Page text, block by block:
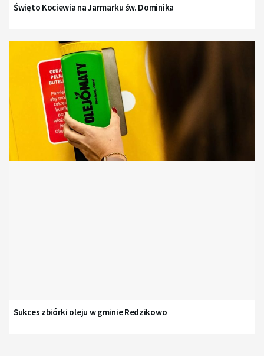
Święto Kociewia na Jarmarku św. Dominika
Sukces zbiórki oleju w gminie Redzikowo